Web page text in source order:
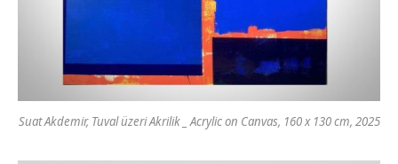
Suat Akdemir, Tuval üzeri Akrilik _ Acrylic on Canvas, 160 x 130 cm, 2025